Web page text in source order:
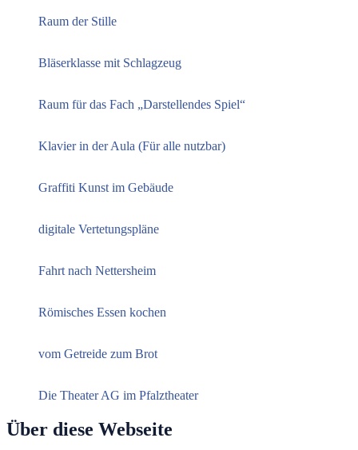
Raum der Stille
Bläserklasse mit Schlagzeug
Raum für das Fach „Darstellendes Spiel“
Klavier in der Aula (Für alle nutzbar)
Graffiti Kunst im Gebäude
digitale Vertetungspläne
Fahrt nach Nettersheim
Römisches Essen kochen
vom Getreide zum Brot
Die Theater AG im Pfalztheater
Über diese Webseite